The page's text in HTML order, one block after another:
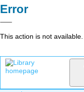
Error
This action is not available.